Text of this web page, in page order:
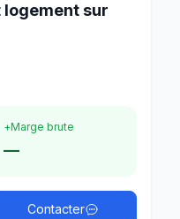
logement sur
+Marge brute
—
Contacter